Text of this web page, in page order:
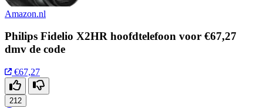
Amazon.nl
Philips Fidelio X2HR hoofdtelefoon voor €67,27
dmv de code
€67,27
212